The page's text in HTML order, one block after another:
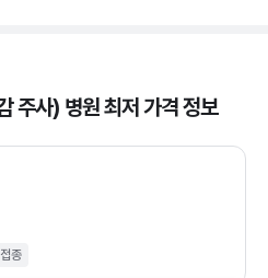
주사) 병원 최저 가격 정보
종